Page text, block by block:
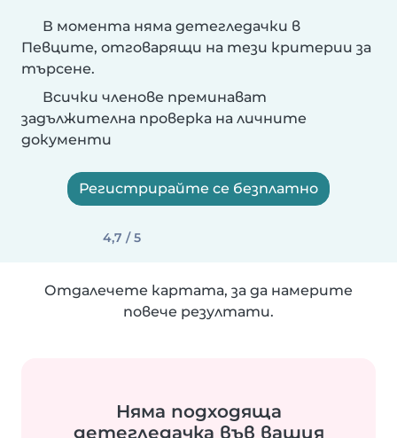
В момента няма детегледачки в
Певците, отговарящи на тези критерии за
търсене.
Всички членове преминават
задължителна проверка на личните
документи
Регистрирайте се безплатно
4,7 / 5
Отдалечете картата, за да намерите
повече резултати.
Няма подходяща
детегледачка във вашия